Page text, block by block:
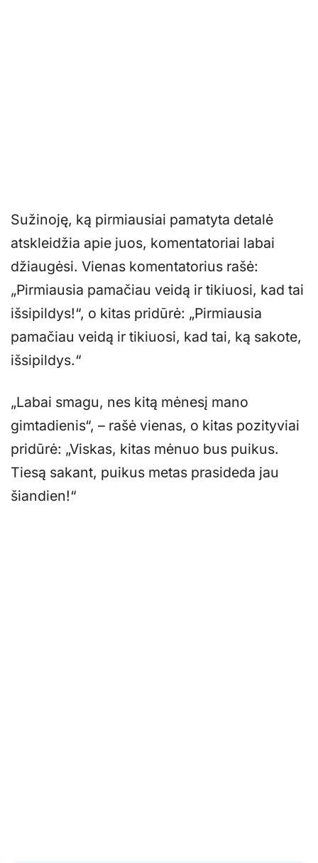
Sužinoję, ką pirmiausiai pamatyta detalė
atskleidžia apie juos, komentatoriai labai
džiaugėsi. Vienas komentatorius rašė:
„Pirmiausia pamačiau veidą ir tikiuosi, kad tai
išsipildys!“, o kitas pridūrė: „Pirmiausia
pamačiau veidą ir tikiuosi, kad tai, ką sakote,
išsipildys.“
„Labai smagu, nes kitą mėnesį mano
gimtadienis“, – rašė vienas, o kitas pozityviai
pridūrė: „Viskas, kitas mėnuo bus puikus.
Tiesą sakant, puikus metas prasideda jau
šiandien!“